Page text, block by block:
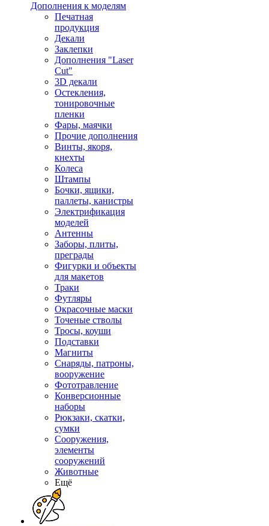
Дополнения к моделям
Печатная
продукция
Декали
Заклепки
Дополнения "Laser
Cut"
3D декали
Остекления,
тонировочные
пленки
Фары, маячки
Прочие дополнения
Винты, якоря,
кнехты
Колеса
Штампы
Бочки, ящики,
паллеты, канистры
Электрификация
моделей
Антенны
Заборы, плиты,
преграды
Фигурки и объекты
для макетов
Траки
Футляры
Окрасочные маски
Точеные стволы
Тросы, коуши
Подставки
Магниты
Снаряды, патроны,
вооружение
Фототравление
Конверсионные
наборы
Рюкзаки, скатки,
сумки
Сооружения,
элементы
сооружений
Животные
Ещё